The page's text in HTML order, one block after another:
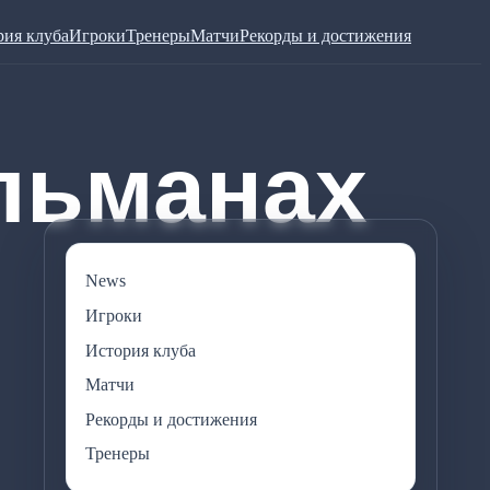
клубаИгрокиТренерыМатчиРекорды и достижения
News
Игроки
История клуба
Матчи
Рекорды и достижения
Тренеры